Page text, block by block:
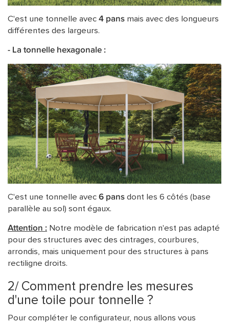
C'est une tonnelle avec 4 pans mais avec des longueurs
différentes des largeurs.
- La tonnelle hexagonale :
C'est une tonnelle avec 6 pans dont les 6 côtés (base
parallèle au sol) sont égaux.
Attention : Notre modèle de fabrication n'est pas adapté
pour des structures avec des cintrages, courbures,
arrondis, mais uniquement pour des structures à pans
rectiligne droits.
2/ Comment prendre les mesures
d'une toile pour tonnelle ?
Pour compléter le configurateur, nous allons vous